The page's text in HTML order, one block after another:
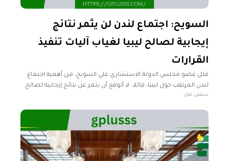
السويح: اجتماع لندن لن يثمر نتائج
إيجابية لصالح ليبيا لغياب آليات تنفيذ
القرارات
قلل عضو مجلس الدولة الاستشاري علي السويح، من أهمية اجتماع
لندن المرتقب حول ليبيا، قائلا: لا أتوقع أن يثمر عن نتائج إيجابية لصالح
ليبيا. وأرجع السويح في تصريحات نقلتها شبكة
سنتين قبل